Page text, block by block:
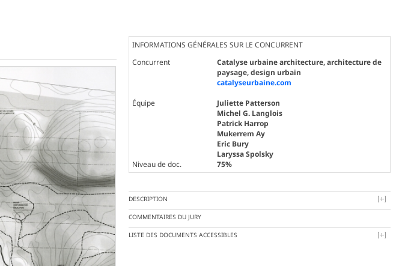
INFORMATIONS GÉNÉRALES SUR LE CONCURRENT
Concurrent
Catalyse urbaine architecture, architecture de
paysage, design urbain
catalyseurbaine.com
Équipe
Juliette Patterson
Michel G. Langlois
Patrick Harrop
Mukerrem Ay
Eric Bury
Laryssa Spolsky
Niveau de doc.
75%
DESCRIPTION
COMMENTAIRES DU JURY
LISTE DES DOCUMENTS ACCESSIBLES